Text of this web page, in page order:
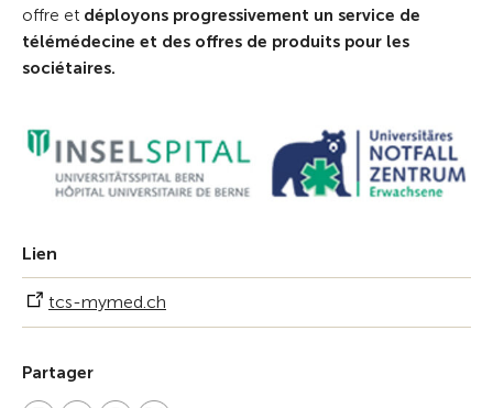
offre et déployons progressivement un service de
télémédecine et des offres de produits pour les
sociétaires.
Lien
tcs-mymed.ch
Partager